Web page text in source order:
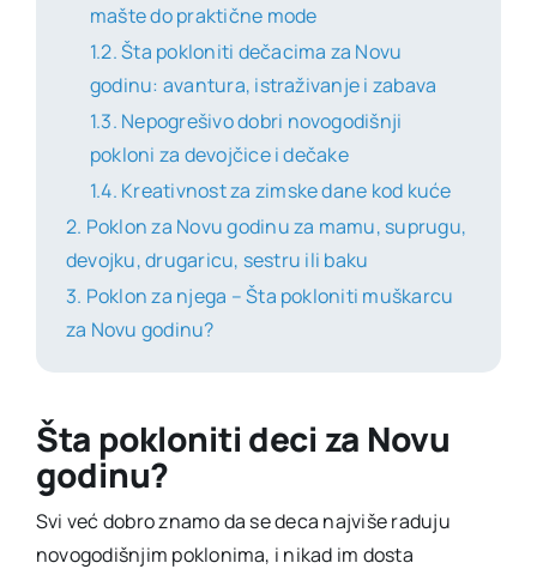
mašte do praktične mode
Šta pokloniti dečacima za Novu
godinu: avantura, istraživanje i zabava
Nepogrešivo dobri novogodišnji
pokloni za devojčice i dečake
Kreativnost za zimske dane kod kuće
Poklon za Novu godinu za mamu, suprugu,
devojku, drugaricu, sestru ili baku
Poklon za njega – Šta pokloniti muškarcu
za Novu godinu?
Šta pokloniti deci za Novu
godinu?
Svi već dobro znamo da se deca najviše raduju
novogodišnjim poklonima, i nikad im dosta